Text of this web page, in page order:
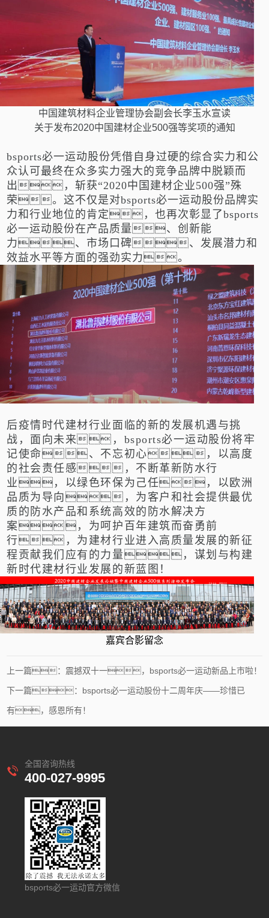
中国建筑材料企业管理协会副会长李玉水宣读
关于发布2020中国建材企业500强等奖项的通知
bsports必一运动股份凭借自身过硬的综合实力和公
众认可最终在众多实力强大的竞争品牌中脱颖而
出，斩获“2020中国建材企业500强”殊
荣。 这不仅是对bsports必一运动股份品牌实
力和行业地位的肯定，也再次彰显了bsports
必一运动股份在产品质量、创新能
力、市场口碑、发展潜力和
效益水平等方面的强劲实力。
后疫情时代建材行业面临的新的发展机遇与挑
战，面向未来，bsports必一运动股份将牢
记使命、不忘初心，以高度
的社会责任感，不断革新防水行
业，以绿色环保为己任，以欧洲
品质为导向，为客户和社会提供最优
质的防水产品和系统高效的防水解决方
案，为呵护百年建筑而奋勇前
行，为建材行业进入高质量发展的新征
程贡献我们应有的力量，谋划与构建
新时代建材行业发展的新蓝图！
嘉宾合影留念
上一篇：震撼双十一，bsports必一运动新品上市啦！
下一篇：bsports必一运动股份十二周年庆——珍惜已
有，感恩所有！
全国咨询热线
400-027-9995
bsports必一运动官方微信